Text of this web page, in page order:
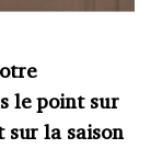
le point sur
sur la saison